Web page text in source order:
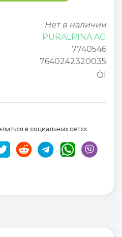
Нет в наличии
PURALPINA AG
7740546
7640242320035
Öl
в социальных сетях